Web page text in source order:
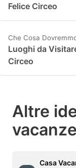
Felice Circeo
Che Cosa
Luoghi da
Circeo
Altre
vacanze
Casa